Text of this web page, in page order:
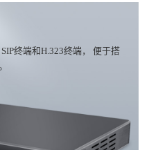
终端和H.323终端， 便于搭